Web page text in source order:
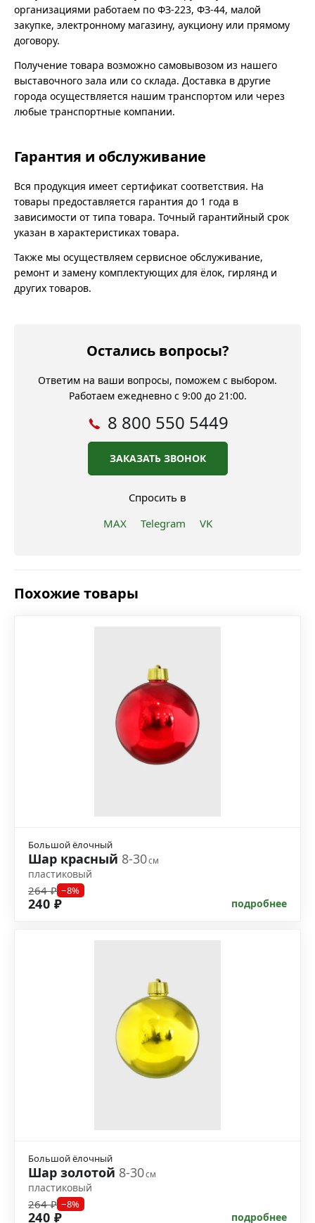
организациями работаем по ФЗ-223, ФЗ-44, малой
закупке, электронному магазину, аукциону или прямому
договору.
Получение товара возможно самовывозом из нашего
выставочного зала или со склада. Доставка в другие
города осуществляется нашим транспортом или через
любые транспортные компании.
Гарантия и обслуживание
Вся продукция имеет сертификат соответствия. На
товары предоставляется гарантия до 1 года в
зависимости от типа товара. Точный гарантийный срок
указан в характеристиках товара.
Также мы осуществляем сервисное обслуживание,
ремонт и замену комплектующих для ёлок, гирлянд и
других товаров.
Остались вопросы?
Ответим на ваши вопросы, поможем с выбором.
Работаем ежедневно с 9:00 до 21:00.
8 800 550 5449
ЗАКАЗАТЬ ЗВОНОК
Спросить в
MAX
Telegram VK
Похожие товары
Большой ёлочный
Шар красный 8-30см
пластиковый
264 ₽ −8%
240 ₽ подробнее
Большой ёлочный
Шар золотой 8-30см
пластиковый
264 ₽ −8%
240 ₽ подробнее